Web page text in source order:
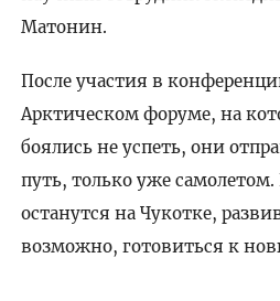
Матонин.
После участия в
Арктическом форуме, на
боялись не успеть, они
путь, только уже
останутся на Чукотке,
возможно, готовиться к